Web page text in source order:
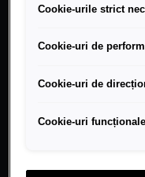
logo-ul și a
moment
Audi Revolut F1
Campionatul
Numele și logo-ul
liderul global
Cookie-urile strict
Cookie-uri de
Cookie-uri de
Cookie-uri funcționale